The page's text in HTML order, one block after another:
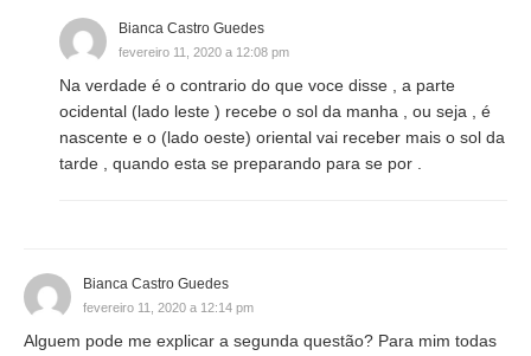
Bianca Castro Guedes
fevereiro 11, 2020 a 12:08 pm
Na verdade é o contrario do que voce disse , a parte
ocidental (lado leste ) recebe o sol da manha , ou seja , é
nascente e o (lado oeste) oriental vai receber mais o sol da
tarde , quando esta se preparando para se por .
Bianca Castro Guedes
fevereiro 11, 2020 a 12:14 pm
Alguem pode me explicar a segunda questão? Para mim todas